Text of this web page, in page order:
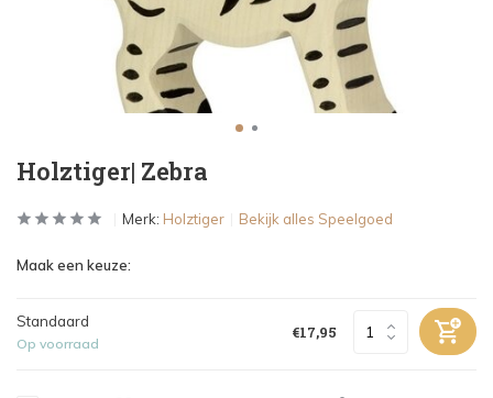
Holztiger| Zebra
Merk: Holztiger Bekijk alles Speelgoed
Maak een keuze:
Standaard
Op voorraad
€17,95